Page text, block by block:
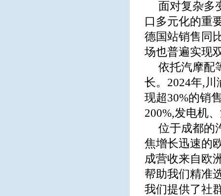
面对复杂多
口多元化的重
德国站销售同
场也普遍实现
依托汽摩配
长。2024年,
现超30%的销
200%,发电机
位于成都的
焦增长迅速的
成营收来自欧
帮助我们精准
我们提供了社